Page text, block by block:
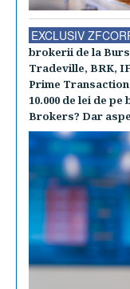
EXCLUSIV
brokerii de la
Tradeville, BRK,
Prime
10.000 de lei de
Brokers? Dar